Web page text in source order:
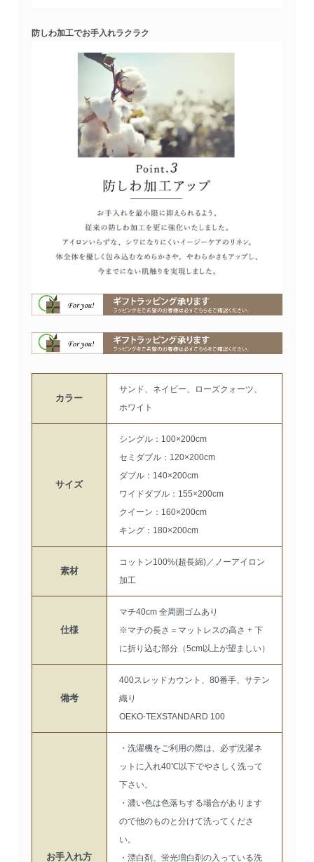
防しわ加工でお手入れラクラク
カラー
サンド、ネイビー、ローズクォーツ、
ホワイト
サイズ
シングル：100×200cm
セミダブル：120×200cm
ダブル：140×200cm
ワイドダブル：155×200cm
クイーン：160×200cm
キング：180×200cm
素材
コットン100%(超長綿)／ノーアイロン
加工
仕様
マチ40cm 全周囲ゴムあり
※マチの長さ＝マットレスの高さ + 下
に折り込む部分（5cm以上が望ましい）
備考
400スレッドカウント、80番手、サテン
織り
OEKO-TEXSTANDARD 100
お手入れ方
・洗濯機をご利用の際は、必ず洗濯ネ
ットに入れ40℃以下でやさしく洗って
下さい。
・濃い色は色落ちする場合があります
ので他のものと分けて洗ってくださ
い。
・漂白剤、蛍光増白剤の入っている洗